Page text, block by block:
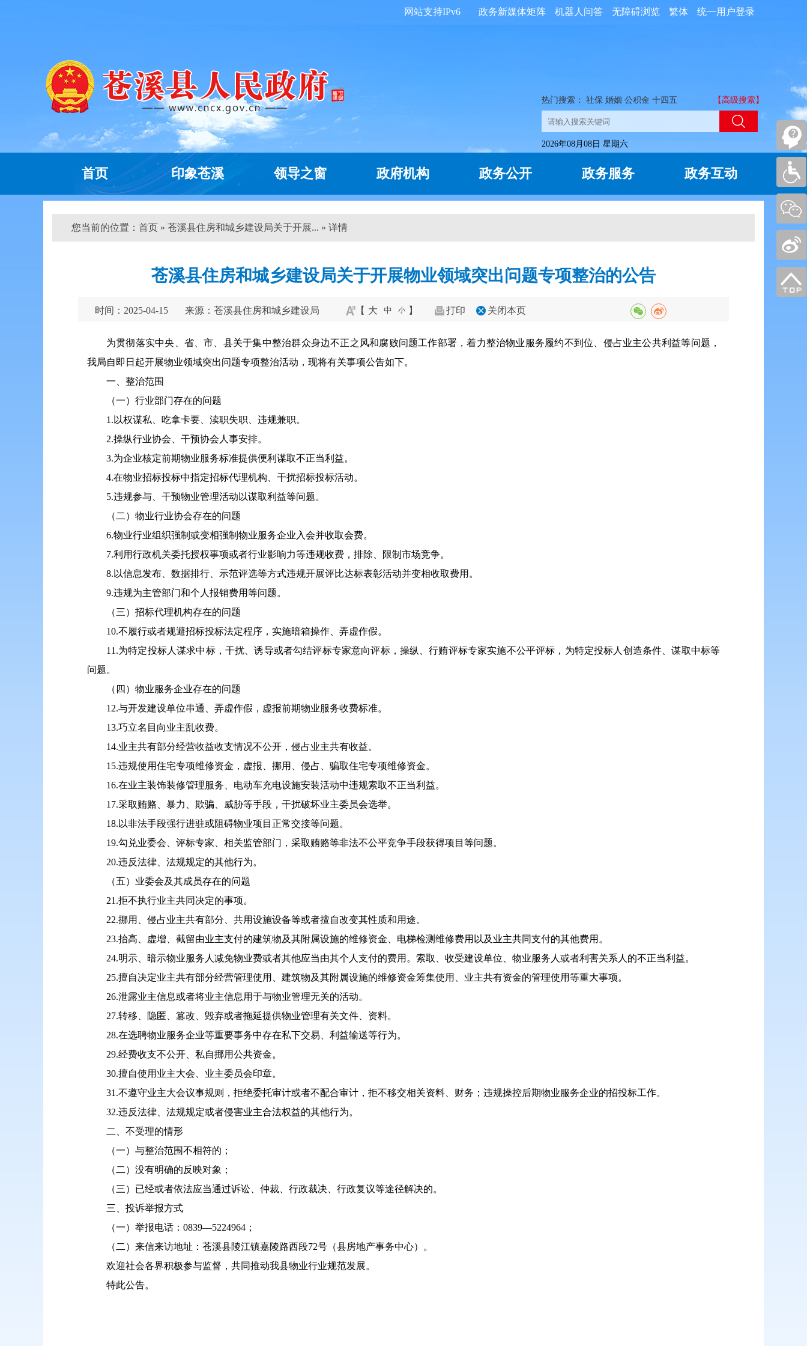
统一用户登录
繁体
无障碍浏览
机器人问答
政务新媒体矩阵
网站支持IPv6
热门搜索： 社保 婚姻 公积金 十四五 【高级搜索】
2026年08月08日 星期六
首页 印象苍溪 领导之窗 政府机构 政务公开 政务服务 政务互动
您当前的位置： 首页 » 苍溪县住房和城乡建设局关于开展... » 详情
苍溪县住房和城乡建设局关于开展物业领域突出问题专项整治的公告
时间：2025-04-15 来源：苍溪县住房和城乡建设局 【 大 中 小 】 打印 关闭本页
为贯彻落实中央、省、市、县关于集中整治群众身边不正之风和腐败问题工作部署，着力整治物业服务履约不到位、侵占业主公共利益等问题，
我局自即日起开展物业领域突出问题专项整治活动，现将有关事项公告如下。
一、整治范围
（一）行业部门存在的问题
1.以权谋私、吃拿卡要、渎职失职、违规兼职。
2.操纵行业协会、干预协会人事安排。
3.为企业核定前期物业服务标准提供便利谋取不正当利益。
4.在物业招标投标中指定招标代理机构、干扰招标投标活动。
5.违规参与、干预物业管理活动以谋取利益等问题。
（二）物业行业协会存在的问题
6.物业行业组织强制或变相强制物业服务企业入会并收取会费。
7.利用行政机关委托授权事项或者行业影响力等违规收费，排除、限制市场竞争。
8.以信息发布、数据排行、示范评选等方式违规开展评比达标表彰活动并变相收取费用。
9.违规为主管部门和个人报销费用等问题。
（三）招标代理机构存在的问题
10.不履行或者规避招标投标法定程序，实施暗箱操作、弄虚作假。
11.为特定投标人谋求中标，干扰、诱导或者勾结评标专家意向评标，操纵、行贿评标专家实施不公平评标，为特定投标人创造条件、谋取中标等
问题。
（四）物业服务企业存在的问题
12.与开发建设单位串通、弄虚作假，虚报前期物业服务收费标准。
13.巧立名目向业主乱收费。
14.业主共有部分经营收益收支情况不公开，侵占业主共有收益。
15.违规使用住宅专项维修资金，虚报、挪用、侵占、骗取住宅专项维修资金。
16.在业主装饰装修管理服务、电动车充电设施安装活动中违规索取不正当利益。
17.采取贿赂、暴力、欺骗、威胁等手段，干扰破坏业主委员会选举。
18.以非法手段强行进驻或阻碍物业项目正常交接等问题。
19.勾兑业委会、评标专家、相关监管部门，采取贿赂等非法不公平竞争手段获得项目等问题。
20.违反法律、法规规定的其他行为。
（五）业委会及其成员存在的问题
21.拒不执行业主共同决定的事项。
22.挪用、侵占业主共有部分、共用设施设备等或者擅自改变其性质和用途。
23.抬高、虚增、截留由业主支付的建筑物及其附属设施的维修资金、电梯检测维修费用以及业主共同支付的其他费用。
24.明示、暗示物业服务人减免物业费或者其他应当由其个人支付的费用。索取、收受建设单位、物业服务人或者利害关系人的不正当利益。
25.擅自决定业主共有部分经营管理使用、建筑物及其附属设施的维修资金筹集使用、业主共有资金的管理使用等重大事项。
26.泄露业主信息或者将业主信息用于与物业管理无关的活动。
27.转移、隐匿、篡改、毁弃或者拖延提供物业管理有关文件、资料。
28.在选聘物业服务企业等重要事务中存在私下交易、利益输送等行为。
29.经费收支不公开、私自挪用公共资金。
30.擅自使用业主大会、业主委员会印章。
31.不遵守业主大会议事规则，拒绝委托审计或者不配合审计，拒不移交相关资料、财务；违规操控后期物业服务企业的招投标工作。
32.违反法律、法规规定或者侵害业主合法权益的其他行为。
二、不受理的情形
（一）与整治范围不相符的；
（二）没有明确的反映对象；
（三）已经或者依法应当通过诉讼、仲裁、行政裁决、行政复议等途径解决的。
三、投诉举报方式
（一）举报电话：0839—5224964；
（二）来信来访地址：苍溪县陵江镇嘉陵路西段72号（县房地产事务中心）。
欢迎社会各界积极参与监督，共同推动我县物业行业规范发展。
特此公告。